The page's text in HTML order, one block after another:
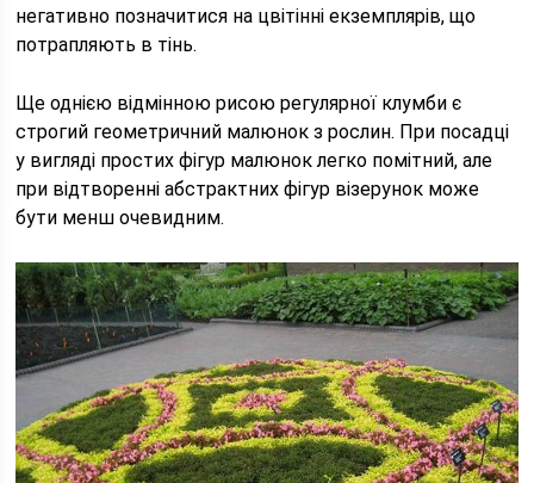
негативно позначитися на цвітінні екземплярів, що
потрапляють в тінь.
Ще однією відмінною рисою регулярної клумби є
строгий геометричний малюнок з рослин. При посадці
у вигляді простих фігур малюнок легко помітний, але
при відтворенні абстрактних фігур візерунок може
бути менш очевидним.